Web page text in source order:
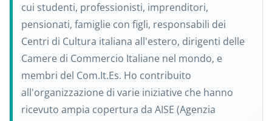
cui studenti, professionisti, imprenditori,
pensionati, famiglie con figli, responsabili dei
Centri di Cultura italiana all'estero, dirigenti delle
Camere di Commercio Italiane nel mondo, e
membri del Com.It.Es. Ho contribuito
all'organizzazione di varie iniziative che hanno
ricevuto ampia copertura da AISE (Agenzia